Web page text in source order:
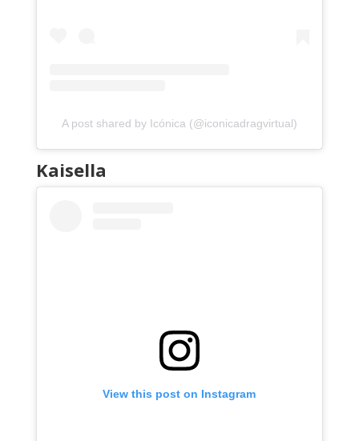
A post shared by Icónica (@iconicadragvirtual)
Kaisella
View this post on Instagram